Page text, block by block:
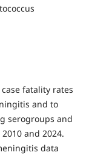
fatality rates
and to
serogroups and
and 2024.
data